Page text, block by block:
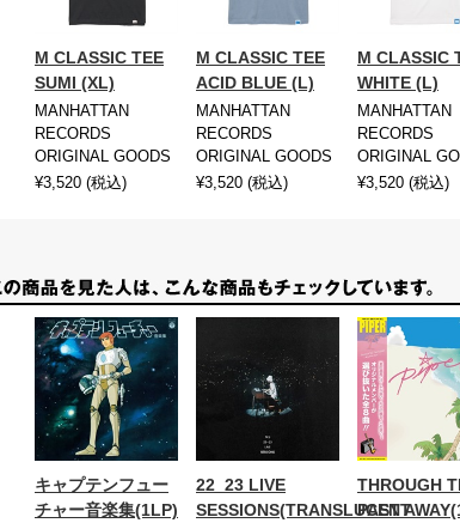
M CLASSIC TEE
SUMI (XL)
MANHATTAN
RECORDS
ORIGINAL GOODS
¥3,520 (税込)
M CLASSIC TEE
ACID BLUE (L)
MANHATTAN
RECORDS
ORIGINAL GOODS
¥3,520 (税込)
M CLASSIC
WHITE (L)
MANHATTAN
RECORDS
ORIGINAL
¥3,520 (税込)
キャプテンフュー
チャー音楽集(1LP)
22_23 LIVE
SESSIONS(TRANSLUCENT
THROUGH
PAST